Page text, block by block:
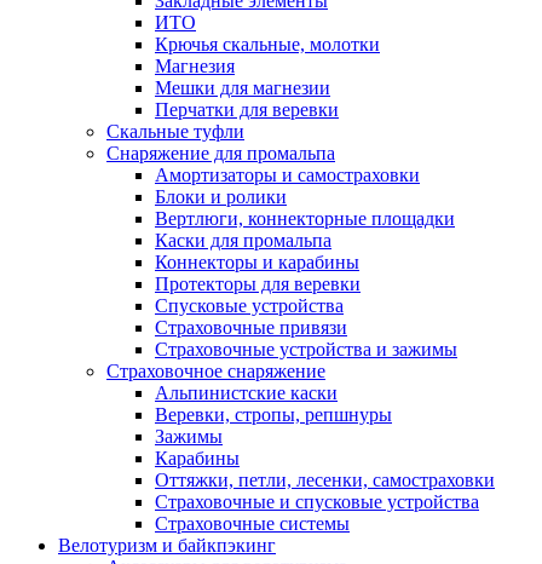
ИТО
Крючья скальные, молотки
Магнезия
Мешки для магнезии
Перчатки для веревки
Скальные туфли
Снаряжение для промальпа
Амортизаторы и самостраховки
Блоки и ролики
Вертлюги, коннекторные площадки
Каски для промальпа
Коннекторы и карабины
Протекторы для веревки
Спусковые устройства
Страховочные привязи
Страховочные устройства и зажимы
Страховочное снаряжение
Альпинистские каски
Веревки, стропы, репшнуры
Зажимы
Карабины
Оттяжки, петли, лесенки, самостраховки
Страховочные и спусковые устройства
Страховочные системы
Велотуризм и байкпэкинг